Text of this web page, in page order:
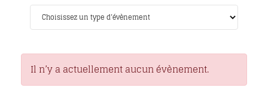
Il n’y a actuellement aucun évènement.